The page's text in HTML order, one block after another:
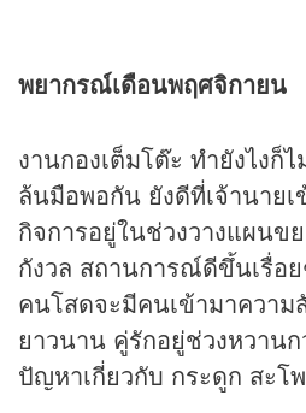
พยากรณ์เดือนพฤศจิกายน
งานกองเต็มโต๊ะ ทำยังไงก็
ล้นมือพอกัน ยังดีที่เจ้านายเ
กิจการอยู่ในช่วงวางแผนข
กังวล สถานการณ์ดีขึ้นเรื่อ
คนโสดจะมีคนเข้ามาควา
ยาวนาน คู่รักอยู่ช่วงหวาน
ปัญหาเกี่ยวกับ กระดูก สะโ